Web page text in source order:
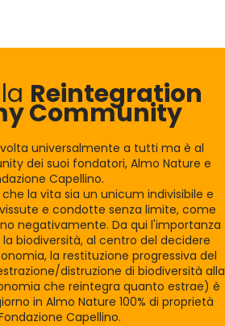
Reintegration
Community
universalmente a tutti ma è al
dei suoi fondatori, Almo Nature e
Capellino.
la vita sia un unicum indivisibile e
e condotte senza limite, come
negativamente. Da qui l'importanza
biodiversità, al centro del decidere
la restituzione progressiva del
distruzione di biodiversità alla
che reintegra quanto estrae) è
in Almo Nature 100% di proprietà
Capellino.